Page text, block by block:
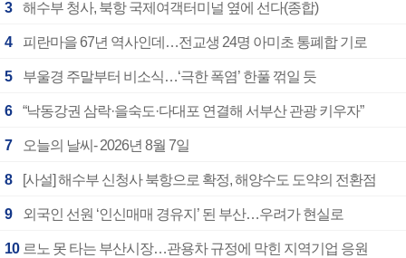
3 해수부 청사, 북항 국제여객터미널 옆에 선다(종합)
4 피란마을 67년 역사인데…전교생 24명 아미초 통폐합 기로
5 부울경 주말부터 비소식…‘극한 폭염’ 한풀 꺾일 듯
6 “낙동강권 삼락·을숙도·다대포 연결해 서부산 관광 키우자”
7 오늘의 날씨- 2026년 8월 7일
8 [사설] 해수부 신청사 북항으로 확정, 해양수도 도약의 전환점
9 외국인 선원 ‘인신매매 경유지’ 된 부산…우려가 현실로
10 르노 못 타는 부산시장…관용차 규정에 막힌 지역기업 응원